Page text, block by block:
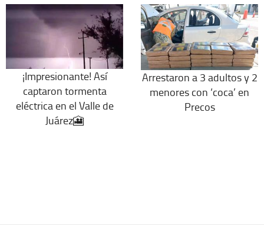
¡Impresionante! Así
captaron tormenta
eléctrica en el Valle de
Juárez🎦
Arrestaron a 3 adultos y 2
menores con ‘coca’ en
Precos